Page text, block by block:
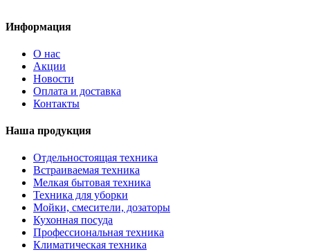
Информация
О нас
Акции
Новости
Оплата и доставка
Контакты
Наша продукция
Отдельностоящая техника
Встраиваемая техника
Мелкая бытовая техника
Техника для уборки
Мойки, смесители, дозаторы
Кухонная посуда
Профессиональная техника
Климатическая техника